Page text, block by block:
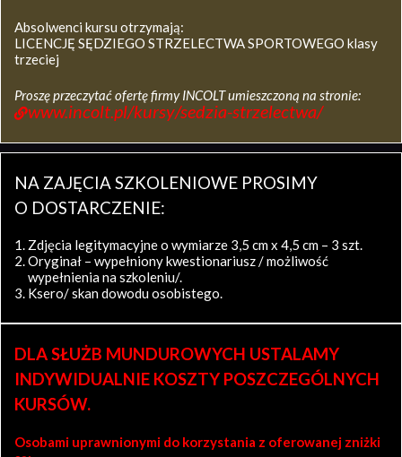
Absolwenci kursu otrzymają:
LICENCJĘ SĘDZIEGO STRZELECTWA SPORTOWEGO klasy
trzeciej
Proszę przeczytać ofertę firmy INCOLT umieszczoną na stronie:
www.incolt.pl/kursy/sedzia-strzelectwa/
NA ZAJĘCIA SZKOLENIOWE PROSIMY
O DOSTARCZENIE:
Zdjęcia legitymacyjne o wymiarze 3,5 cm x 4,5 cm – 3 szt.
Oryginał – wypełniony kwestionariusz / możliwość
wypełnienia na szkoleniu/.
Ksero/ skan dowodu osobistego.
DLA SŁUŻB MUNDUROWYCH USTALAMY
INDYWIDUALNIE KOSZTY POSZCZEGÓLNYCH
KURSÓW.
Osobami uprawnionymi do korzystania z oferowanej zniżki